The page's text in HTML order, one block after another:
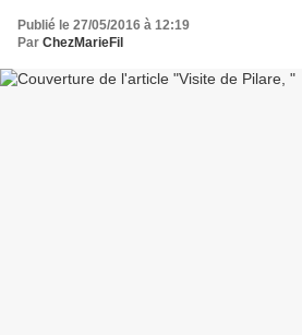
Publié le 27/05/2016 à 12:19
Par ChezMarieFil